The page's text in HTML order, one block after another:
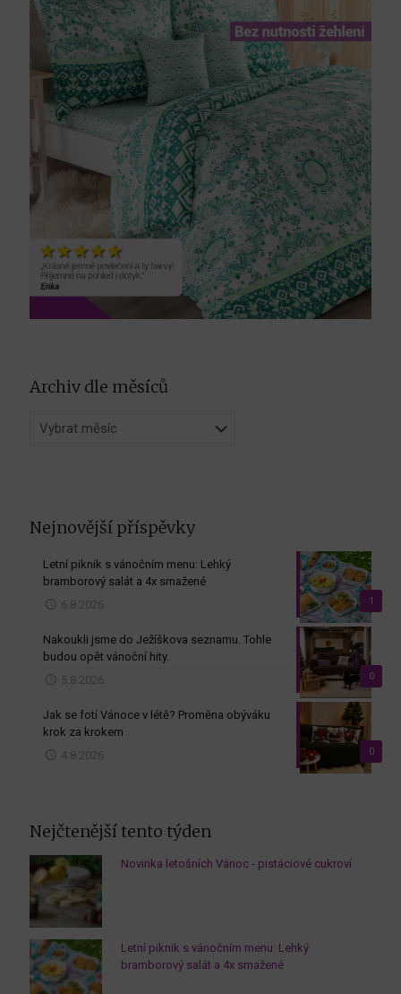
Archiv dle měsíců
dle
Nejnovější příspěvky
1
Letní piknik s vánočním menu: Lehký
bramborový salát a 4x smažené
6.8.2026
0
Nakoukli jsme do Ježíškova seznamu. Tohle
budou opět vánoční hity.
5.8.2026
0
Jak se fotí Vánoce v létě? Proměna obýváku
krok za krokem
4.8.2026
Nejčtenější tento týden
Novinka letošních Vánoc - pistáciové cukroví
Letní piknik s vánočním menu: Lehký
bramborový salát a 4x smažené